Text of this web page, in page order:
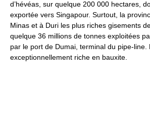
d’hévéas, sur quelque 200 000 hectares,
exportée vers Singapour. Surtout, la
Minas et à Duri les plus riches gisements
quelque 36 millions de tonnes exploitées
par le port de Dumai, terminal du pipe-line.
exceptionnellement riche en bauxite.